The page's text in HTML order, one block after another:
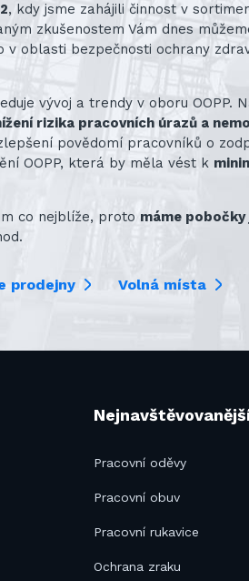
, kdy jsme zahájili činnost v
zkušenostem Vám dnes
v oblasti bezpečnosti ochrany
vývoj a trendy v oboru OOPP.
rizika pracovních úrazů a
povědomí pracovníků o
OOPP, která by měla vést k
co nejblíže, protomáme
prodejny Volná místa
Pracovní oděvy
Pracovní obuv
Pracovní rukavice
Ochrana zraku